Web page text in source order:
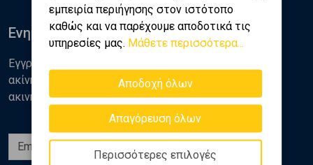
εμπειρία περιήγησης στον ιστότοπο
καθώς και να παρέχουμε αποδοτικά τις
υπηρεσίες μας. Μάθετε περισσότερα...
Αποδοχή όλων
Απαγόρευση όλων
Περισσότερες επιλογές
Ενημερωθείτε
Εγγραφείτε στο newsletter της Golden Home για νέα
ακίνητα, αναλύσεις και διάφορα θέματα της αγοράς
ακινήτων